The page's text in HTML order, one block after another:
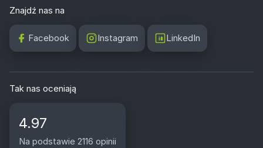
Znajdź nas na
Facebook Instagram LinkedIn
Tak nas oceniają
4.97
Na podstawie 2116 opinii